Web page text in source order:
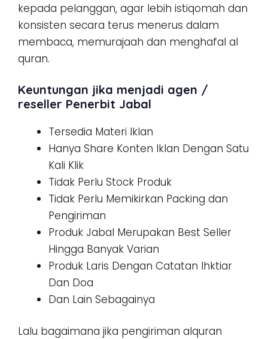
kepada pelanggan, agar lebih istiqomah dan
konsisten secara terus menerus dalam
membaca, memurajaah dan menghafal al
quran.
Keuntungan jika menjadi agen /
reseller Penerbit Jabal
Tersedia Materi Iklan
Hanya Share Konten Iklan Dengan Satu
Kali Klik
Tidak Perlu Stock Produk
Tidak Perlu Memikirkan Packing dan
Pengiriman
Produk Jabal Merupakan Best Seller
Hingga Banyak Varian
Produk Laris Dengan Catatan Ihktiar
Dan Doa
Dan Lain Sebagainya
Lalu bagaimana jika pengiriman alquran